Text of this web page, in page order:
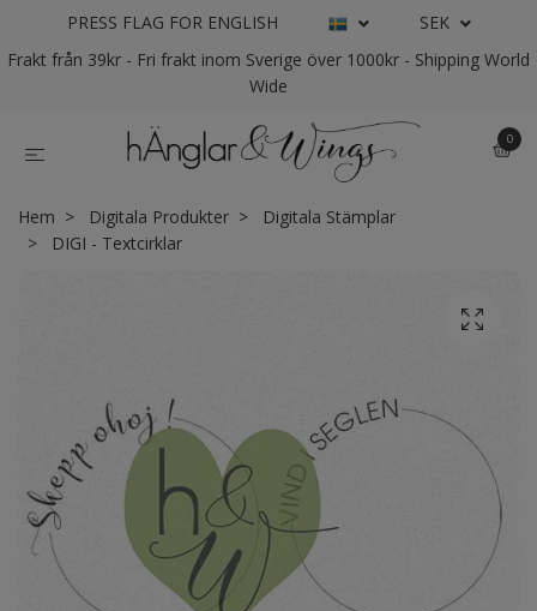
PRESS FLAG FOR ENGLISH
SEK
Frakt från 39kr - Fri frakt inom Sverige över 1000kr - Shipping World
Wide
0
Hem Digitala Produkter
Digitala Stämplar
DIGI - Textcirklar